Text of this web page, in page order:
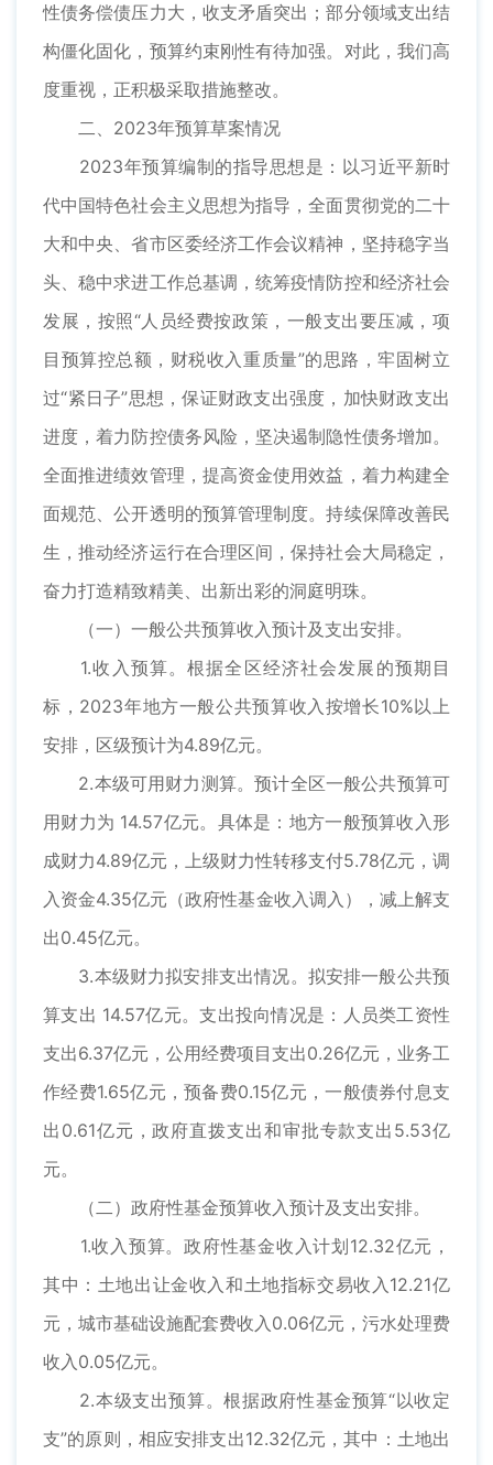
性债务偿债压力大，收支矛盾突出；部分领域支出结
构僵化固化，预算约束刚性有待加强。对此，我们高
度重视，正积极采取措施整改。
二、2023年预算草案情况
2023年预算编制的指导思想是：以习近平新时
代中国特色社会主义思想为指导，全面贯彻党的二十
大和中央、省市区委经济工作会议精神，坚持稳字当
头、稳中求进工作总基调，统筹疫情防控和经济社会
发展，按照“人员经费按政策，一般支出要压减，项
目预算控总额，财税收入重质量”的思路，牢固树立
过“紧日子”思想，保证财政支出强度，加快财政支出
进度，着力防控债务风险，坚决遏制隐性债务增加。
全面推进绩效管理，提高资金使用效益，着力构建全
面规范、公开透明的预算管理制度。持续保障改善民
生，推动经济运行在合理区间，保持社会大局稳定，
奋力打造精致精美、出新出彩的洞庭明珠。
（一）一般公共预算收入预计及支出安排。
1.收入预算。根据全区经济社会发展的预期目
标，2023年地方一般公共预算收入按增长10%以上
安排，区级预计为4.89亿元。
2.本级可用财力测算。预计全区一般公共预算可
用财力为 14.57亿元。具体是：地方一般预算收入形
成财力4.89亿元，上级财力性转移支付5.78亿元，调
入资金4.35亿元（政府性基金收入调入），减上解支
出0.45亿元。
3.本级财力拟安排支出情况。拟安排一般公共预
算支出 14.57亿元。支出投向情况是：人员类工资性
支出6.37亿元，公用经费项目支出0.26亿元，业务工
作经费1.65亿元，预备费0.15亿元，一般债券付息支
出0.61亿元，政府直拨支出和审批专款支出5.53亿
元。
（二）政府性基金预算收入预计及支出安排。
1.收入预算。政府性基金收入计划12.32亿元，
其中：土地出让金收入和土地指标交易收入12.21亿
元，城市基础设施配套费收入0.06亿元，污水处理费
收入0.05亿元。
2.本级支出预算。根据政府性基金预算“以收定
支”的原则，相应安排支出12.32亿元，其中：土地出